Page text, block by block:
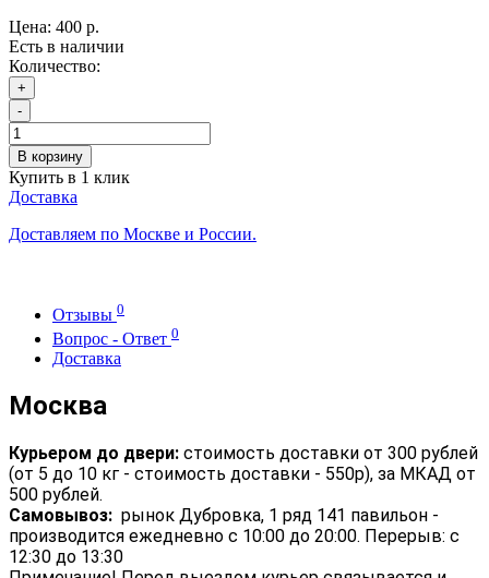
Цена: 400 р.
Есть в наличии
Количество:
+
-
В корзину
Купить в 1 клик
Доставка
Доставляем по Москве и России.
Отзывы 0
Вопрос - Ответ 0
Доставка
Москва
Курьером до двери: стоимость доставки от 300 рублей
(от 5 до 10 кг - стоимость доставки - 550р), за МКАД от
500 рублей.
Самовывоз: рынок Дубровка, 1 ряд 141 павильон -
производится ежедневно с 10:00 до 20:00. Перерыв: с
12:30 до 13:30